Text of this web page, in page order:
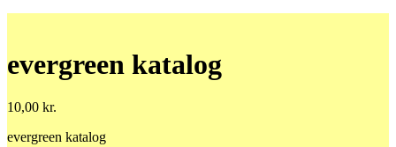
evergreen katalog
10,00 kr.
evergreen katalog